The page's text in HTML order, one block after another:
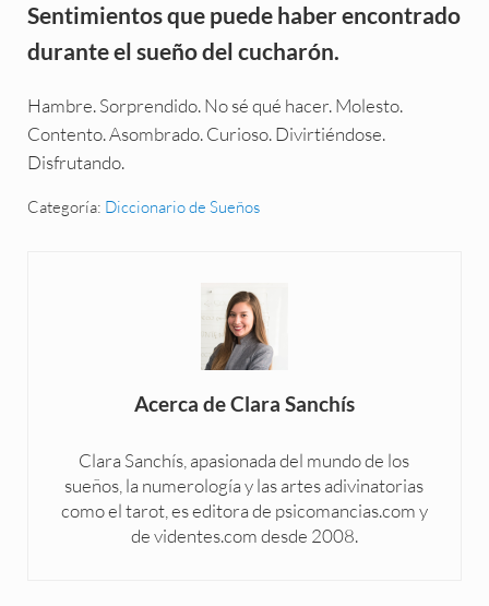
Sentimientos que puede haber encontrado
durante el sueño del cucharón.
Hambre. Sorprendido. No sé qué hacer. Molesto.
Contento. Asombrado. Curioso. Divirtiéndose.
Disfrutando.
Categoría: Diccionario de Sueños
Acerca deClara Sanchís
Clara Sanchís, apasionada del mundo de los
sueños, la numerología y las artes adivinatorias
como el tarot, es editora de psicomancias.com y
de videntes.com desde 2008.